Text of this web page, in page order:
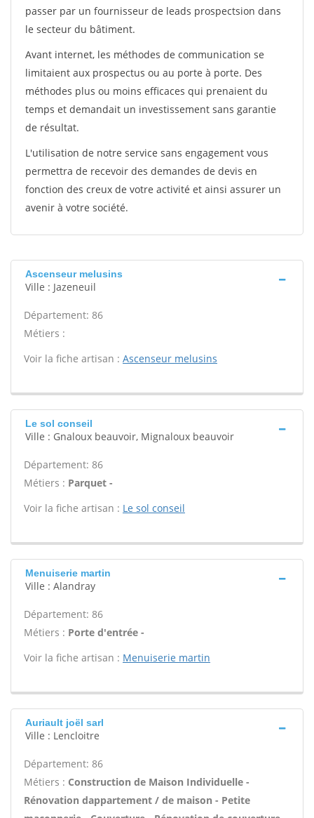
passer par un fournisseur de leads prospectsion dans
le secteur du bâtiment.
Avant internet, les méthodes de communication se
limitaient aux prospectus ou au porte à porte. Des
méthodes plus ou moins efficaces qui prenaient du
temps et demandait un investissement sans garantie
de résultat.
L'utilisation de notre service sans engagement vous
permettra de recevoir des demandes de devis en
fonction des creux de votre activité et ainsi assurer un
avenir à votre société.
Ascenseur melusins
Ville : Jazeneuil
Département: 86
Métiers :
Voir la fiche artisan : Ascenseur melusins
Le sol conseil
Ville : Gnaloux beauvoir, Mignaloux beauvoir
Département: 86
Métiers : Parquet -
Voir la fiche artisan : Le sol conseil
Menuiserie martin
Ville : Alandray
Département: 86
Métiers : Porte d'entrée -
Voir la fiche artisan : Menuiserie martin
Auriault joël sarl
Ville : Lencloitre
Département: 86
Métiers : Construction de Maison Individuelle -
Rénovation dappartement / de maison - Petite